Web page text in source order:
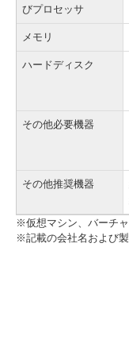
びプロセッサ
メモリ
ハードディスク
その他必要機器
その他推奨機器
※仮想マシン、バーチ
※記載の会社名および